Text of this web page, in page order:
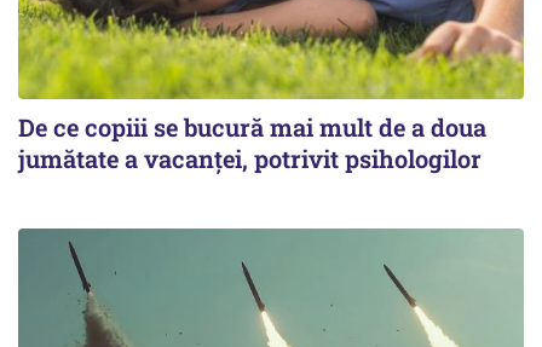
De ce copiii se bucură mai mult de a doua
jumătate a vacanței, potrivit psihologilor